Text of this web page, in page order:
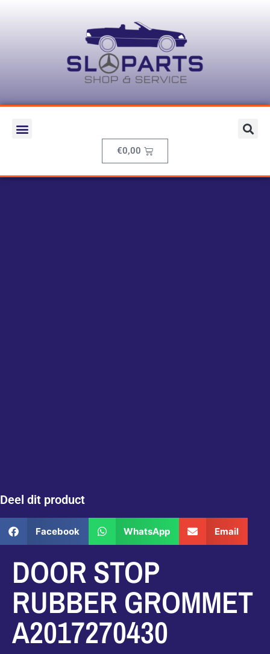
€0,00
Deel dit product
Facebook WhatsApp Email
DOOR STOP
RUBBER GROMMET
A2017270430